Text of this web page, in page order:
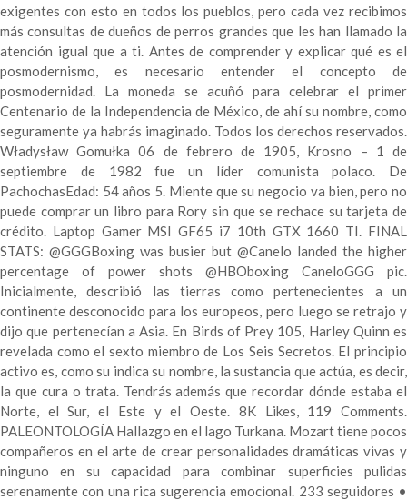
exigentes con esto en todos los pueblos, pero cada vez recibimos
más consultas de dueños de perros grandes que les han llamado la
atención igual que a ti. Antes de comprender y explicar qué es el
posmodernismo, es necesario entender el concepto de
posmodernidad. La moneda se acuñó para celebrar el primer
Centenario de la Independencia de México, de ahí su nombre, como
seguramente ya habrás imaginado. Todos los derechos reservados.
Władysław Gomułka 06 de febrero de 1905, Krosno – 1 de
septiembre de 1982 fue un líder comunista polaco. De
PachochasEdad: 54 años 5. Miente que su negocio va bien, pero no
puede comprar un libro para Rory sin que se rechace su tarjeta de
crédito. Laptop Gamer MSI GF65 i7 10th GTX 1660 TI. FINAL
STATS: @GGGBoxing was busier but @Canelo landed the higher
percentage of power shots @HBOboxing CaneloGGG pic.
Inicialmente, describió las tierras como pertenecientes a un
continente desconocido para los europeos, pero luego se retrajo y
dijo que pertenecían a Asia. En Birds of Prey 105, Harley Quinn es
revelada como el sexto miembro de Los Seis Secretos. El principio
activo es, como su indica su nombre, la sustancia que actúa, es decir,
la que cura o trata. Tendrás además que recordar dónde estaba el
Norte, el Sur, el Este y el Oeste. 8K Likes, 119 Comments.
PALEONTOLOGÍA Hallazgo en el lago Turkana. Mozart tiene pocos
compañeros en el arte de crear personalidades dramáticas vivas y
ninguno en su capacidad para combinar superficies pulidas
serenamente con una rica sugerencia emocional. 233 seguidores •